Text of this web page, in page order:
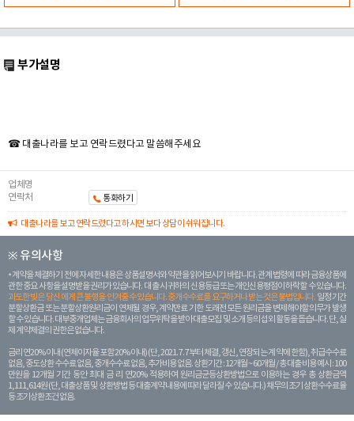
부가설명
☎ 대출나라를 보고 연락드렸다고 말씀해주세요
업체명
연락처
통화하기
대출나라를 보고 연락드렸다고 하시면 보다 상담이 쉬워집니다.
※ 유의사항
계약을 체결하기 전에 자세한 내용은 상품설명서와 약관을 읽어보시기 바랍니다. 관계 법령에 따라 금융상품에
관한 중요 사항을 설명받을 권리가 있습니다. 대 출 시 귀하의 신용등급 또는 개인신용평점이 하락할 수 있습니다.
과도한 빚은 당신 에게 큰 불행을 안겨줄 수 있습니다. 중개수수료를 요구하거나 받는 것은 불법입니다. 일정 기간
분할상환금 또는 분할상환원리금이 연체될 경우, 계약만료 기한 도래전 모든 원리금을 변제해야할 의무가 발생
할 수 있습니다. 대부중개업체는 금융회사의 업무위탁을 받아 대출모집 및 소개 등의 섭외 활동을 돕습니다. 단, 실
제 계약체결의 권한은 없습니다.
금리 연20% 이내 (연체이자율 포함 20% 이내) (단, 2021. 7. 7부터 체결, 갱신, 연장되는 계 약에 한함), 취급수수료
없음, 중도상환 수수료 없음, 중개수수료 없음, 추가비용 없음. 상환기간 : 12개월 ~ 60개월 / 총 대출 비용 예시 : 100
만원을 12개월 기간 동안 최대 금 리 연20% 적용하여 원리금균등상환방법으로 이용하는 경우 총 상환금액
1,111,614원 (단, 대출상품 및 상환방법 등 대출계약 내용에 따라 달라질 수 있습니다.) 채무의 조기 상환수수료율
등 조기상환조건 없음.